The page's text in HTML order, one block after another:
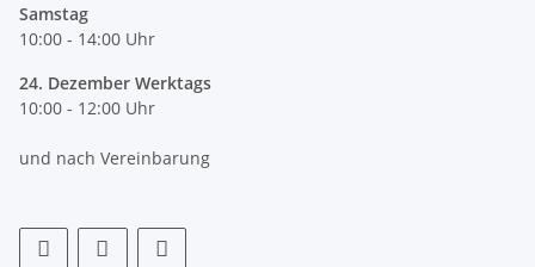
Samstag
10:00 - 14:00 Uhr
24. Dezember Werktags
10:00 - 12:00 Uhr
und nach Vereinbarung